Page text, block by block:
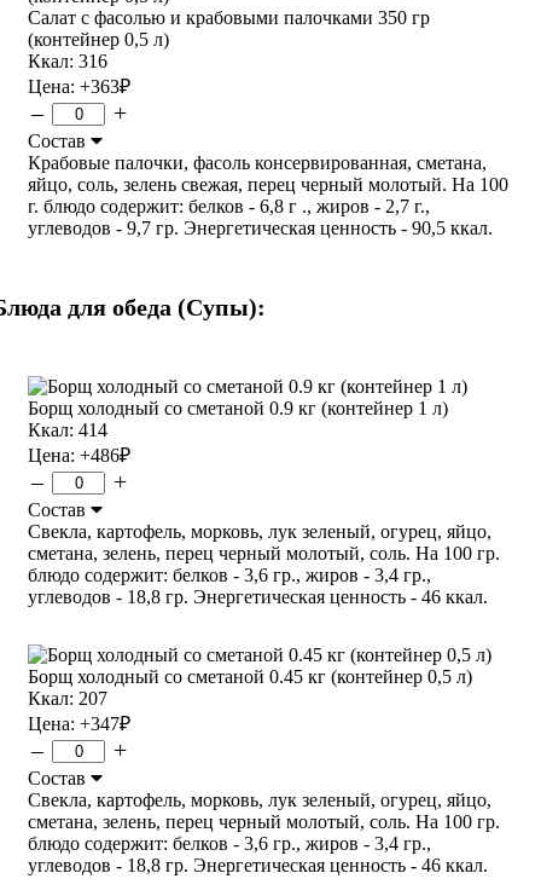
Салат с фасолью и крабовыми палочками 350 гр
(контейнер 0,5 л)
Ккал: 316
Цена: +363₽
– +
Состав
Крабовые палочки, фасоль консервированная, сметана,
яйцо, соль, зелень свежая, перец черный молотый. На 100
г. блюдо содержит: белков - 6,8 г ., жиров - 2,7 г.,
углеводов - 9,7 гр. Энергетическая ценность - 90,5 ккал.
для обеда (Супы):
Борщ холодный со сметаной 0.9 кг (контейнер 1 л)
Ккал: 414
Цена: +486₽
– +
Состав
Свекла, картофель, морковь, лук зеленый, огурец, яйцо,
сметана, зелень, перец черный молотый, соль. На 100 гр.
блюдо содержит: белков - 3,6 гр., жиров - 3,4 гр.,
углеводов - 18,8 гр. Энергетическая ценность - 46 ккал.
Борщ холодный со сметаной 0.45 кг (контейнер 0,5 л)
Ккал: 207
Цена: +347₽
– +
Состав
Свекла, картофель, морковь, лук зеленый, огурец, яйцо,
сметана, зелень, перец черный молотый, соль. На 100 гр.
блюдо содержит: белков - 3,6 гр., жиров - 3,4 гр.,
углеводов - 18,8 гр. Энергетическая ценность - 46 ккал.